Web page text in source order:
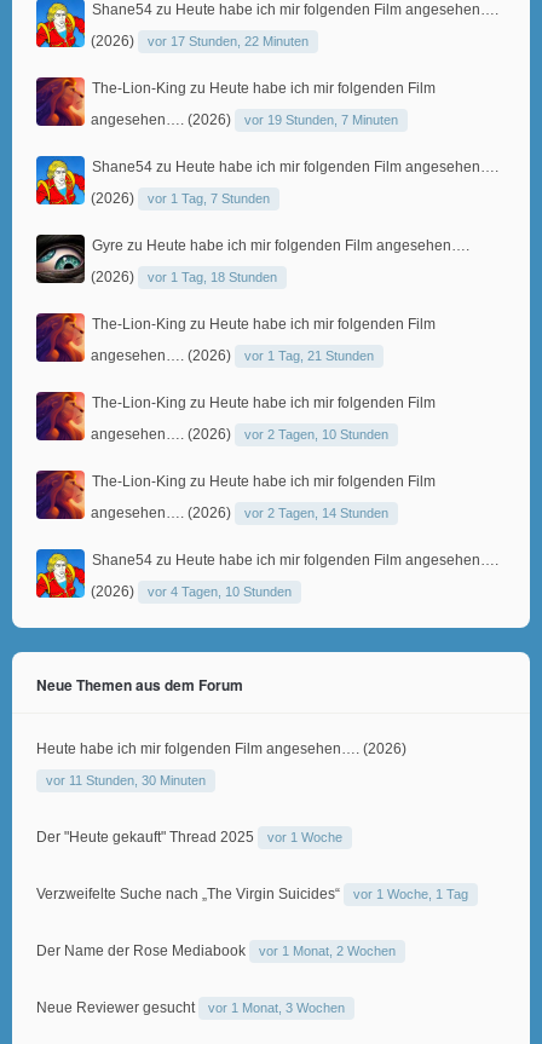
Shane54 zu Heute habe ich mir folgenden Film angesehen….
(2026)
vor 17 Stunden, 22 Minuten
The-Lion-King zu Heute habe ich mir folgenden Film
angesehen…. (2026)
vor 19 Stunden, 7 Minuten
Shane54 zu Heute habe ich mir folgenden Film angesehen….
(2026)
vor 1 Tag, 7 Stunden
Gyre zu Heute habe ich mir folgenden Film angesehen….
(2026)
vor 1 Tag, 18 Stunden
The-Lion-King zu Heute habe ich mir folgenden Film
angesehen…. (2026)
vor 1 Tag, 21 Stunden
The-Lion-King zu Heute habe ich mir folgenden Film
angesehen…. (2026)
vor 2 Tagen, 10 Stunden
The-Lion-King zu Heute habe ich mir folgenden Film
angesehen…. (2026)
vor 2 Tagen, 14 Stunden
Shane54 zu Heute habe ich mir folgenden Film angesehen….
(2026)
vor 4 Tagen, 10 Stunden
Neue Themen aus dem Forum
Heute habe ich mir folgenden Film angesehen…. (2026)
vor 11 Stunden, 30 Minuten
Der "Heute gekauft" Thread 2025 vor 1 Woche
Verzweifelte Suche nach „The Virgin Suicides“ vor 1 Woche, 1 Tag
Der Name der Rose Mediabook vor 1 Monat, 2 Wochen
Neue Reviewer gesucht vor 1 Monat, 3 Wochen